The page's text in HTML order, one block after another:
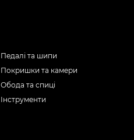
Педалі та шипи
Покришки та камери
Обода та спиці
Інструменти